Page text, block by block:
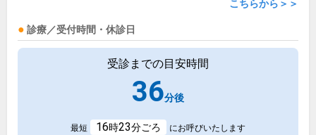
こちらから＞＞
診療／受付時間・休診日
受診までの目安時間
36分後
最短 16時23分ごろ にお呼びいたします